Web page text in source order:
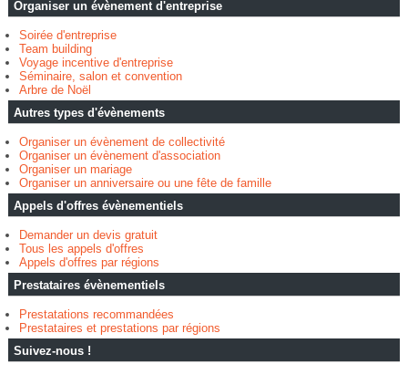
Organiser un évènement d'entreprise
Soirée d'entreprise
Team building
Voyage incentive d'entreprise
Séminaire, salon et convention
Arbre de Noël
Autres types d'évènements
Organiser un évènement de collectivité
Organiser un évènement d'association
Organiser un mariage
Organiser un anniversaire ou une fête de famille
Appels d'offres évènementiels
Demander un devis gratuit
Tous les appels d'offres
Appels d'offres par régions
Prestataires évènementiels
Prestatations recommandées
Prestataires et prestations par régions
Suivez-nous !